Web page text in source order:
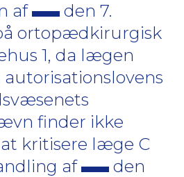
af
den 7.
ortopædkirurgisk
1, da lægen
finder ikke
kritisere læge C
af
den